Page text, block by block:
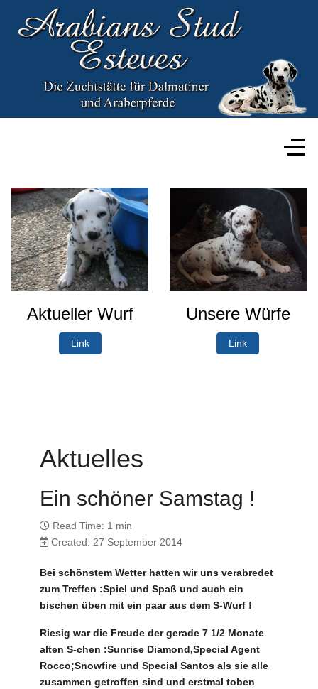
Aktueller Wurf
Link
Unsere Würfe
Link
Aktuelles
Ein schöner Samstag !
Read Time: 1 min
Created: 27 September 2014
Bei schönstem Wetter hatten wir uns verabredet
zum Treffen :Spiel und Spaß und auch ein
bischen üben mit ein paar aus dem S-Wurf !
Riesig war die Freude der gerade 7 1/2 Monate
alten S-chen :Sunrise Diamond,Special Agent
Rocco;Snowfire und Special Santos als sie alle
zusammen getroffen sind und erstmal toben